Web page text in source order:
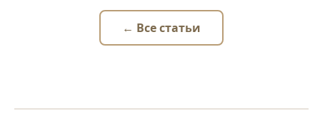
← Все статьи